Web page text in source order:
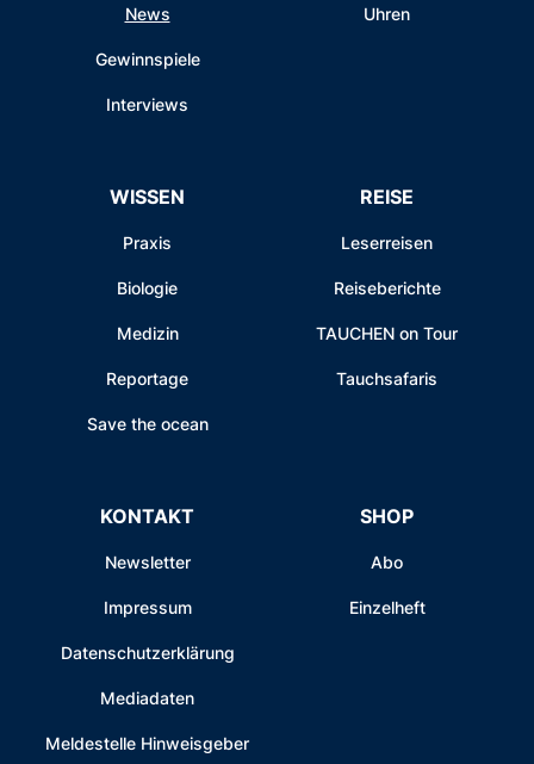
News
Gewinnspiele
Interviews
Uhren
WISSEN
Praxis
Biologie
Medizin
Reportage
Save the ocean
REISE
Leserreisen
Reiseberichte
TAUCHEN on Tour
Tauchsafaris
KONTAKT
Newsletter
Impressum
Datenschutzerklärung
Mediadaten
Meldestelle Hinweisgeber
SHOP
Abo
Einzelheft